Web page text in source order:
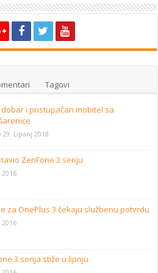
Tagovi
dobar i pristupačan mobitel sa
29. Lipanj 2018
ZenFone 3 seriju
2016
za OnePlus 3 čekaju službenu potvrdu
2016
3 serija stiže u lipnju